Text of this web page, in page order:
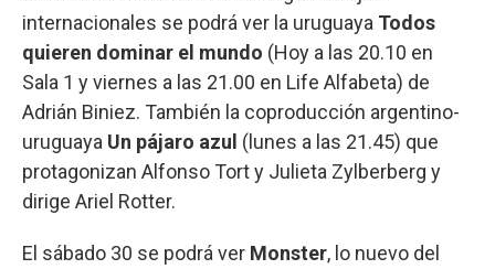
internacionales se podrá ver la uruguaya Todos
quieren dominar el mundo (Hoy a las 20.10 en
Sala 1 y viernes a las 21.00 en Life Alfabeta) de
Adrián Biniez. También la coproducción argentino-
uruguaya Un pájaro azul (lunes a las 21.45) que
protagonizan Alfonso Tort y Julieta Zylberberg y
dirige Ariel Rotter.
El sábado 30 se podrá ver Monster, lo nuevo del